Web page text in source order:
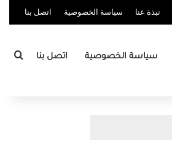
نبذة عنا سياسة الخصوصية اتصل بنا
سياسة الخصوصية اتصل بنا